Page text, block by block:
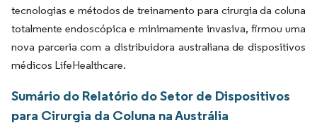
tecnologias e métodos de treinamento para cirurgia da coluna
totalmente endoscópica e minimamente invasiva, firmou uma
nova parceria com a distribuidora australiana de dispositivos
médicos LifeHealthcare.
Sumário do Relatório do Setor de Dispositivos
para Cirurgia da Coluna na Austrália